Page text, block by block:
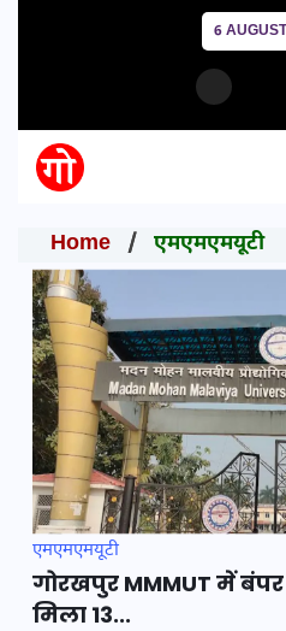
6
Home एमएमएमयूटी
एमएमएमयूटी
गोरखपुर MMMUT में बंपर
मिला 13...